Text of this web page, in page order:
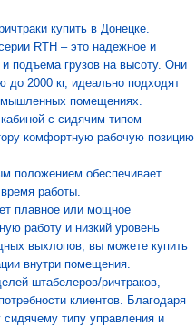
купить в Донецке.
RTH – это надежное и
подъема грузов на высоту. Они
до 2000 кг, идеально подходят
помещениях.
с сидячим типом
комфортную рабочую позицию
положением обеспечивает
работы.
плавное или мощное
работу и низкий уровень
выхлопов, вы можете купить
внутри помещения.
штабелеров/ричтраков,
клиентов. Благодаря
типу управления и